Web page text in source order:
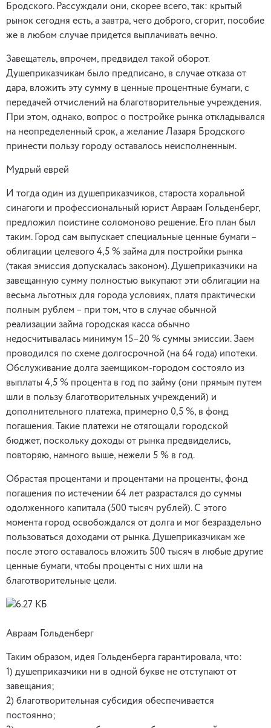
Бродского. Рассуждали они, скорее всего, так: крытый
рынок сегодня есть, а завтра, чего доброго, сгорит, пособие
же в любом случае придется выплачивать вечно.
Завещатель, впрочем, предвидел такой оборот.
Душеприказчикам было предписано, в случае отказа от
дара, вложить эту сумму в ценные процентные бумаги, с
передачей отчислений на благотворительные учреждения.
При этом, однако, вопрос о постройке рынка откладывался
на неопределенный срок, а желание Лазаря Бродского
принести пользу городу оставалось неисполненным.
Мудрый еврей
И тогда один из душеприказчиков, староста хоральной
синагоги и профессиональный юрист Авраам Гольденберг,
предложил поистине соломоново решение. Его план был
таким. Город сам выпускает специальные ценные бумаги –
облигации целевого 4,5 % займа для постройки рынка
(такая эмиссия допускалась законом). Душеприказчики на
завещанную сумму полностью выкупают эти облигации на
весьма льготных для города условиях, платя практически
полным рублем – при том, что в случае обычной
реализации займа городская касса обычно
недосчитывалась минимум 15–20 % суммы эмиссии. Заем
проводился по схеме долгосрочной (на 64 года) ипотеки.
Обслуживание долга заемщиком-городом состояло из
выплаты 4,5 % процента в год по займу (они прямым путем
шли в пользу благотворительных учреждений) и
дополнительного платежа, примерно 0,5 %, в фонд
погашения. Такие платежи не отягощали городской
бюджет, поскольку доходы от рынка предвиделись,
повторяю, намного выше, нежели 5 % в год.
Обрастая процентами и процентами на проценты, фонд
погашения по истечении 64 лет разрастался до суммы
одолженного капитала (500 тысяч рублей). С этого
момента город освобождался от долга и мог безраздельно
пользоваться доходами от рынка. Душеприказчикам же
после этого оставалось вложить 500 тысяч в любые другие
ценные бумаги, чтобы проценты с них шли на
благотворительные цели.
Авраам Гольденберг
Таким образом, идея Гольденберга гарантировала, что:
1) душеприказчики ни в одной букве не отступают от
завещания;
2) благотворительная субсидия обеспечивается
постоянно;